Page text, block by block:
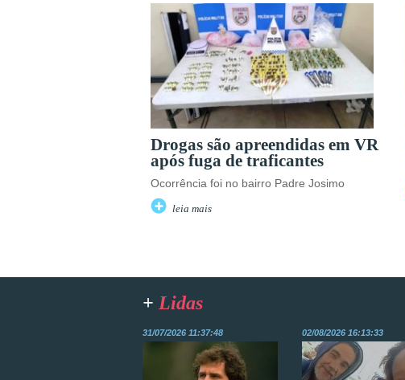
Drogas são apreendidas em VR
após fuga de traficantes
Ocorrência foi no bairro Padre Josimo
leia mais
+ Lidas
31/07/2026 11:37:48 02/08/2026 16:13:33